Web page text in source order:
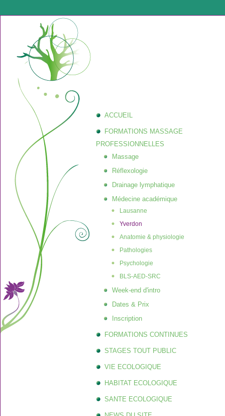
ACCUEIL
FORMATIONS MASSAGE
PROFESSIONNELLES
Massage
Réflexologie
Drainage lymphatique
Médecine académique
Lausanne
Yverdon
Anatomie & physiologie
Pathologies
Psychologie
BLS-AED-SRC
Week-end d'intro
Dates & Prix
Inscription
FORMATIONS CONTINUES
STAGES TOUT PUBLIC
VIE ECOLOGIQUE
HABITAT ECOLOGIQUE
SANTE ECOLOGIQUE